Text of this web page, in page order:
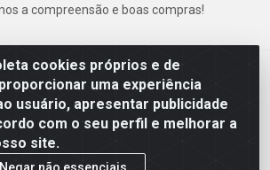
cookies próprios e de
uma experiência
usuário, apresentar publicidade
com o seu perfil e melhorar a
site.
Negar não essenciais
a compreensão e boas compras!
Av. Marechal Mascarenhas de Morais, 2471 -
- CEP 51.150-001 - CNPJ 24.150.377/0003-
57